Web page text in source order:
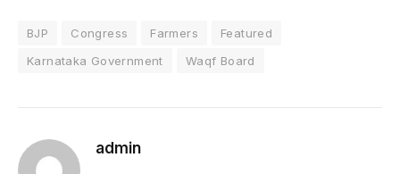
BJP Congress Farmers
Featured
Karnataka Government
Waqf Board
admin